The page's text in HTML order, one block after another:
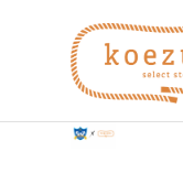
ツ
つ
タグ: 応援